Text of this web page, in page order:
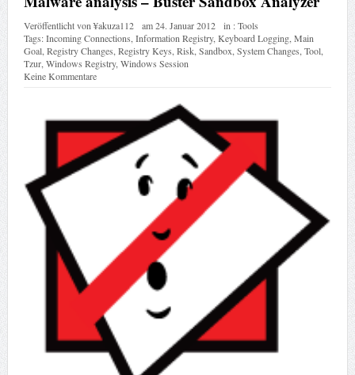
Veröffentlicht von¥akuza112 am24. Januar 2012 in :Tools
Tags:Incoming Connections,Information Registry,Keyboard Logging,Main
Goal,Registry Changes,Registry Keys,Risk,Sandbox,System Changes,Tool,
Tzur,Windows Registry,Windows Session
Keine Kommentare